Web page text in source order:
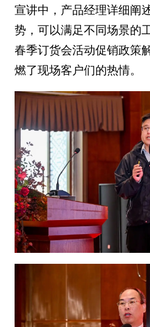
宣讲中，产品经理详细阐
势，可以满足不同场景的
春季订货会活动促销政策
燃了现场客户们的热情。